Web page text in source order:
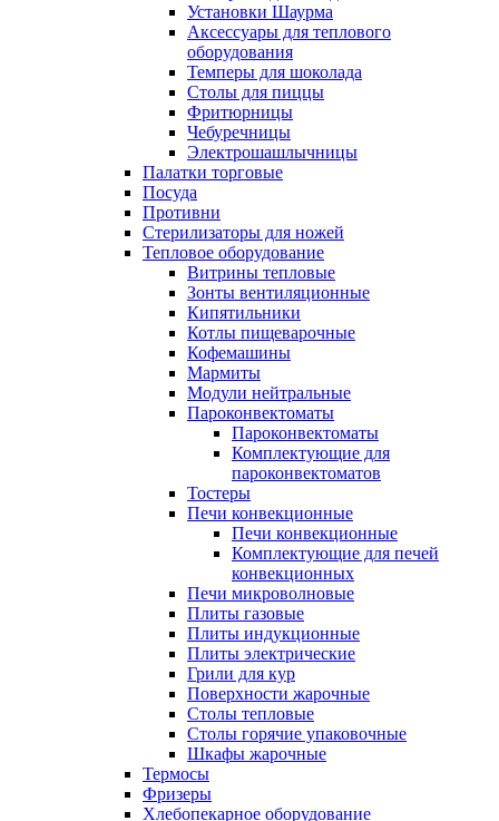
Установки Шаурма
Аксессуары для теплового
оборудования
Темперы для шоколада
Столы для пиццы
Фритюрницы
Чебуречницы
Электрошашлычницы
Палатки торговые
Посуда
Противни
Стерилизаторы для ножей
Тепловое оборудование
Витрины тепловые
Зонты вентиляционные
Кипятильники
Котлы пищеварочные
Кофемашины
Мармиты
Модули нейтральные
Пароконвектоматы
Пароконвектоматы
Комплектующие для
пароконвектоматов
Тостеры
Печи конвекционные
Печи конвекционные
Комплектующие для печей
конвекционных
Печи микроволновые
Плиты газовые
Плиты индукционные
Плиты электрические
Грили для кур
Поверхности жарочные
Столы тепловые
Столы горячие упаковочные
Шкафы жарочные
Термосы
Фризеры
Хлебопекарное оборудование